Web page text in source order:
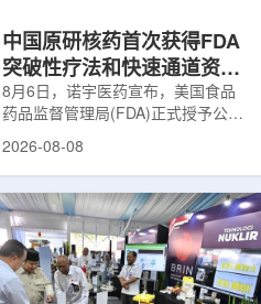
中国原研核药首次获得FDA
突破性疗法和快速通道资格
双重认定
8月6日，诺宇医药宣布，美国食品
药品监督管理局(FDA)正式授予公司
自主研发的68Ga-NYM096突破性疗
认定(Fast Track Designation,
FTD)。这是原研核药领域中国首个
获得美国 FDA 突破性疗法认定、首
个同时获得 FDA 突破性疗法与快速
通道双项认定的产品，创造了核药领
2026-08-08